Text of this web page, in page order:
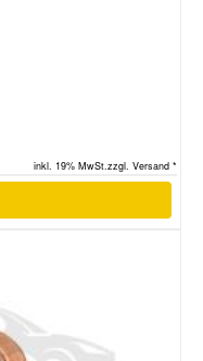
inkl. 19% MwSt.zzgl. Versand *